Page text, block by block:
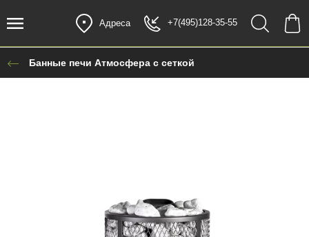
Адреса +7(495)128-35-55
Банные печи Атмосфера с сеткой